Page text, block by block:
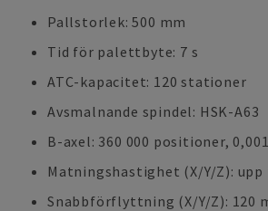
Pallstorlek: 500 mm
Tid för palettbyte: 7 s
ATC-kapacitet: 120 stationer
Avsmalnande spindel: HSK-A63
B-axel: 360 000 positioner,
Matningshastighet (X/Y/Z):
Snabbförflyttning (X/Y/Z): 120